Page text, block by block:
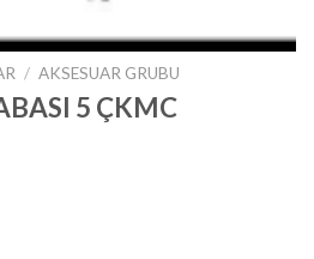
/ AKSESUAR GRUBU
5 ÇKMC